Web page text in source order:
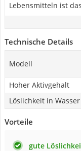
Lebensmitteln ist
Technische Details
Modell
Hoher Aktivgehalt
Löslichkeit in Wasser
Vorteile
gute